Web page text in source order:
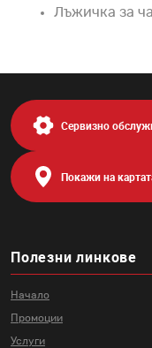
Лъжичка за
Полезни линкове
Начало
Промоции
Услуги
Сервизно
Покажи на